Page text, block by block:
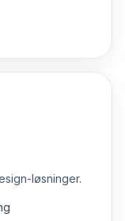
løsninger.